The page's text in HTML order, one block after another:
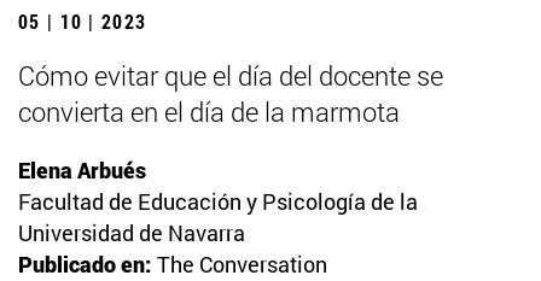
05 | 10 | 2023
Cómo evitar que el día del docente se
convierta en el día de la marmota
Elena Arbués
Facultad de Educación y Psicología de la
Universidad de Navarra
Publicado en: The Conversation